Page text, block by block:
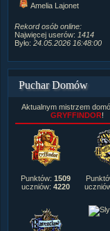
Amelia Lajonet
Rekord osób online:
Najwięcej userów: 1414
Było: 24.05.2026 16:48:00
Puchar Domów
Aktualnym mistrzem
GRYFFINDOR!
Punktów: 1509
uczniów: 4220